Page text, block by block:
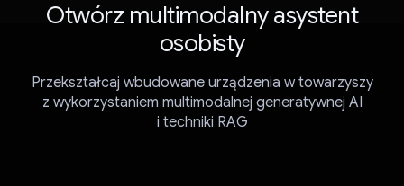
Otwórz multimodalny asystent
osobisty
Przekształcaj wbudowane urządzenia w towarzyszy
z wykorzystaniem multimodalnej generatywnej AI
i techniki RAG